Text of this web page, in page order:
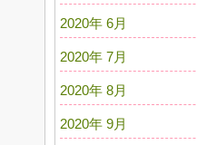
2020年 6月
2020年 7月
2020年 8月
2020年 9月